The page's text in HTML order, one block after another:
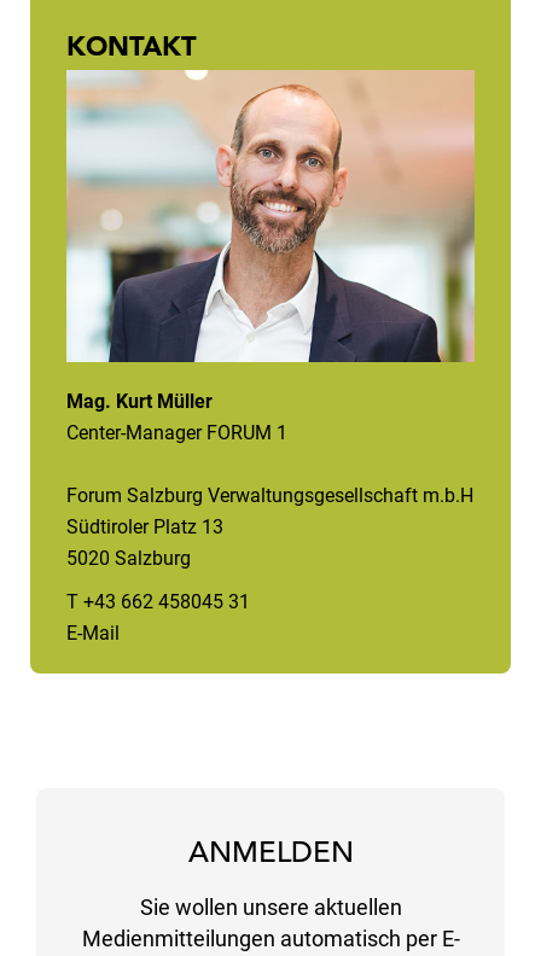
KONTAKT
Mag. Kurt Müller
Center-Manager FORUM 1
Forum Salzburg Verwaltungsgesellschaft m.b.H
Südtiroler Platz 13
5020 Salzburg
T +43 662 458045 31
E-Mail
ANMELDEN
Sie wollen unsere aktuellen
Medienmitteilungen automatisch per E-